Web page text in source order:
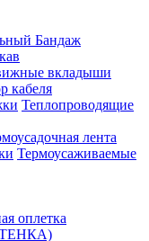
Бандаж
вкладыши
кабеля
Теплопроводящие
лента
Термоусаживаемые
оплетка